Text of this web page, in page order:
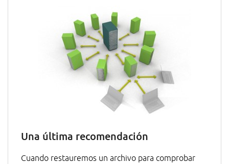
Una última recomendación
Cuando restauremos un archivo para comprobar